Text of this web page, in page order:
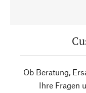
Ob Beratung,
Ihre Fragen